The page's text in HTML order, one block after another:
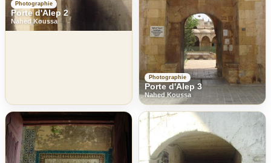
Photographie
Porte d'Alep 2
Nahed Koussa
Photographie
Porte d'Alep 3
Nahed Koussa